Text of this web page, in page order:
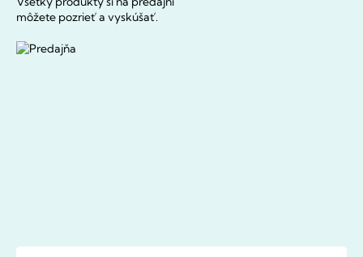
môžete pozrieť a vyskúšať.